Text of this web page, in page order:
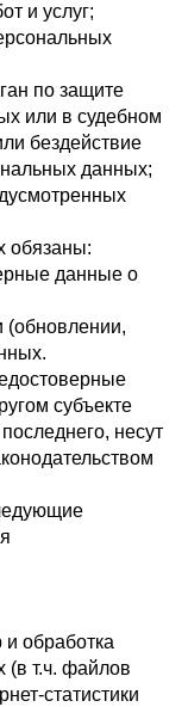
и услуг;
по защите
или в судебном
бездействие
данных;
обязаны:
данные о
(обновлении,
субъекте
несут
и обработка
(в т.ч. файлов
статистики